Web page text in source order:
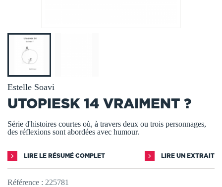
Estelle Soavi
UTOPIESK 14 VRAIMENT ?
Série d'histoires courtes où, à travers deux ou trois personnages,
des réflexions sont abordées avec humour.
LIRE LE RÉSUMÉ COMPLET LIRE UN EXTRAIT
Référence : 225781